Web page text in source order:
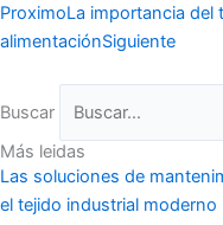
ProximoLa importancia del
alimentaciónSiguiente
Buscar
Más leidas
Las soluciones de
el tejido industrial moderno